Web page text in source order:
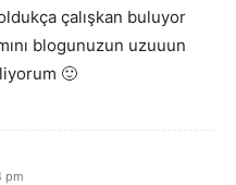
çalışkan buluyor
blogunuzun uzuuun
🙂
pm